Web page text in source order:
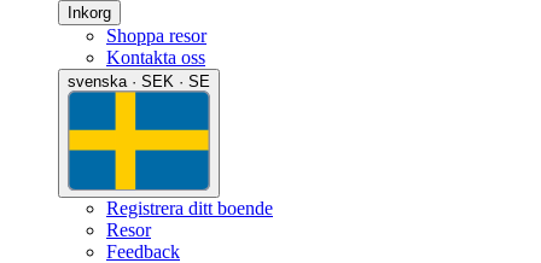
Inkorg
Shoppa resor
Kontakta oss
svenska · SEK · SE
Registrera ditt boende
Resor
Feedback